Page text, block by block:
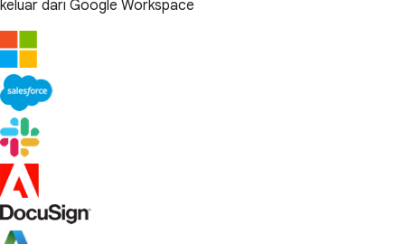
keluar dari Google Workspace